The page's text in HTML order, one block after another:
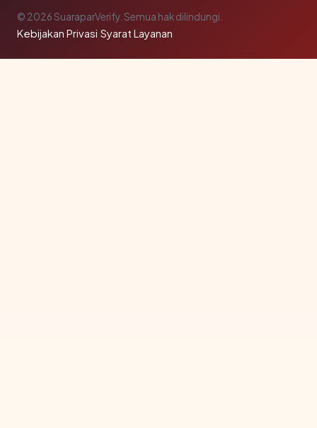
© 2026 SuaraparVerify. Semua hak dilindungi.
Kebijakan Privasi·Syarat Layanan